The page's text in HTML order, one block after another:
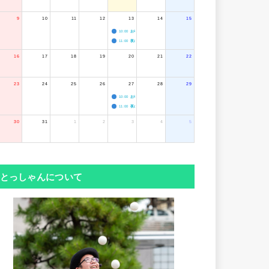
9 10 11 12 13
10:00 お寺のジャグリング教室
11:00 夜のボードゲーム会
14 15
16 17 18 19 20 21 22
23 24 25 26 27
10:00 お寺のジャグリング教室
11:00 夜のボードゲーム会
28 29
30 31 1 2 3 4 5
とっしゃんについて